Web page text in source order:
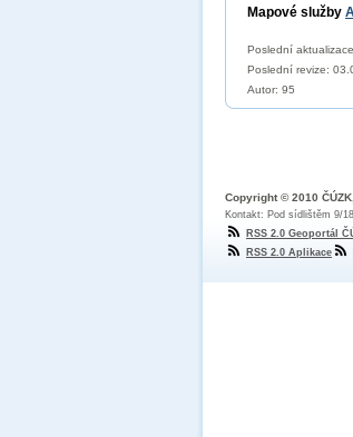
Mapové služby
Poslední
Poslední revize:
Autor: 95
Copyright © 2010
Kontakt: Pod sídlištěm 9/
RSS 2.0 Geoportál
RSS 2.0 Aplikace